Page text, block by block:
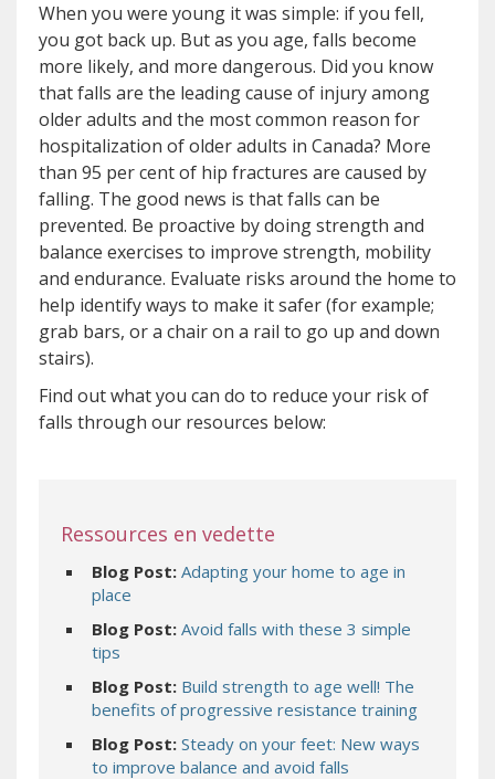
When you were young it was simple: if you fell,
you got back up. But as you age, falls become
more likely, and more dangerous. Did you know
that falls are the leading cause of injury among
older adults and the most common reason for
hospitalization of older adults in Canada? More
than 95 per cent of hip fractures are caused by
falling. The good news is that falls can be
prevented. Be proactive by doing strength and
balance exercises to improve strength, mobility
and endurance. Evaluate risks around the home to
help identify ways to make it safer (for example;
grab bars, or a chair on a rail to go up and down
stairs).
Find out what you can do to reduce your risk of
falls through our resources below:
Ressources en vedette
Blog Post: Adapting your home to age in
place
Blog Post: Avoid falls with these 3 simple
tips
Blog Post: Build strength to age well! The
benefits of progressive resistance training(s’ouvre
Blog Post: Steady on your feet: New ways
to improve balance and avoid falls